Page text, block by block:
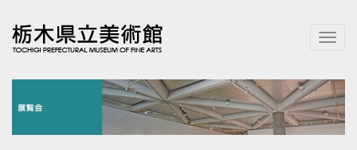
T
g
l
e
n